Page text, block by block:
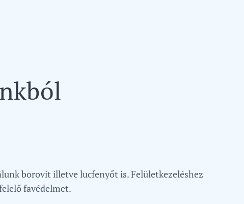
borovit illetve lucfenyőt is. Felületkezeléshez
favédelmet.